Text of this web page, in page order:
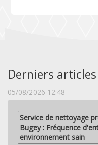
Derniers articles
05/08/2026 12:48
Service de nettoyage
Bugey : Fréquence
environnement sain